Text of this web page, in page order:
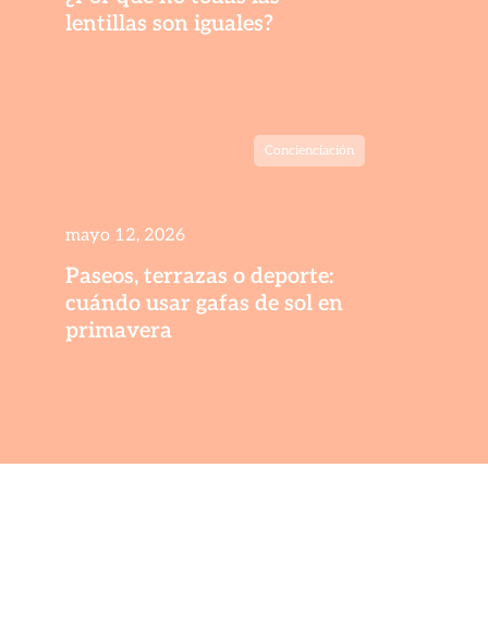
lentillas son iguales?
mayo 12, 2026
Concienciación
Paseos, terrazas o deporte:
cuándo usar gafas de sol en
primavera